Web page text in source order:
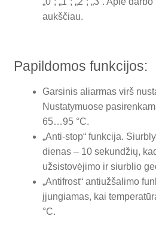
aukščiau.
Papildomos funkcijos:
Garsinis aliarmas virš
Nustatymuose
65…95 °C.
„Anti-stop“ funkcija.
dienas – 10 sekundžių,
užsistovėjimo ir siurblio
„Antifrost“ antiužšalimo
įjungiamas, kai
°C.